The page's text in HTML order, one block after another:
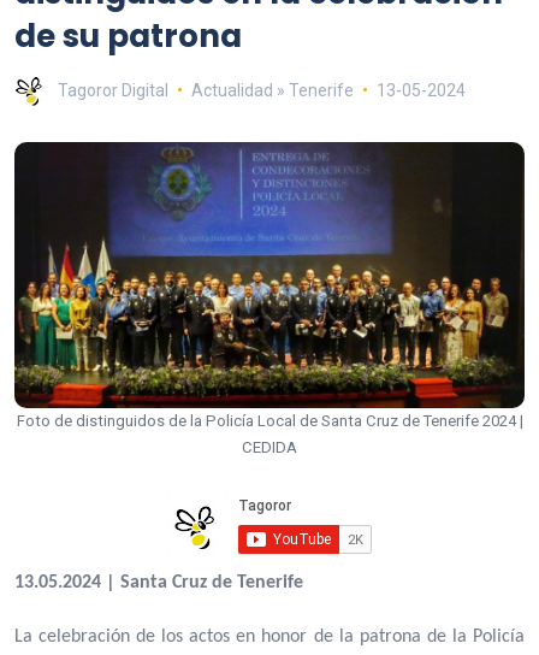
de su patrona
Tagoror Digital Actualidad » Tenerife 13-05-2024
Foto de distinguidos de la Policía Local de Santa Cruz de Tenerife 2024 |
CEDIDA
13.05.2024 | Santa Cruz de Tenerife
La celebración de los actos en honor de la patrona de la Policía